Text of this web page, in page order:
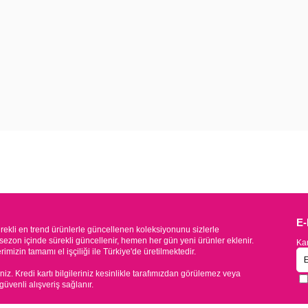
en trend ürünlerle güncellenen koleksiyonunu sizlerle
sezon içinde sürekli güncellenir, hemen her gün yeni ürünler eklenir.
tamamı el işçiliği ile Türkiye'de üretilmektedir.
Kredi kartı bilgileriniz kesinlikle tarafımızdan görülemez veya
alışveriş sağlanır.